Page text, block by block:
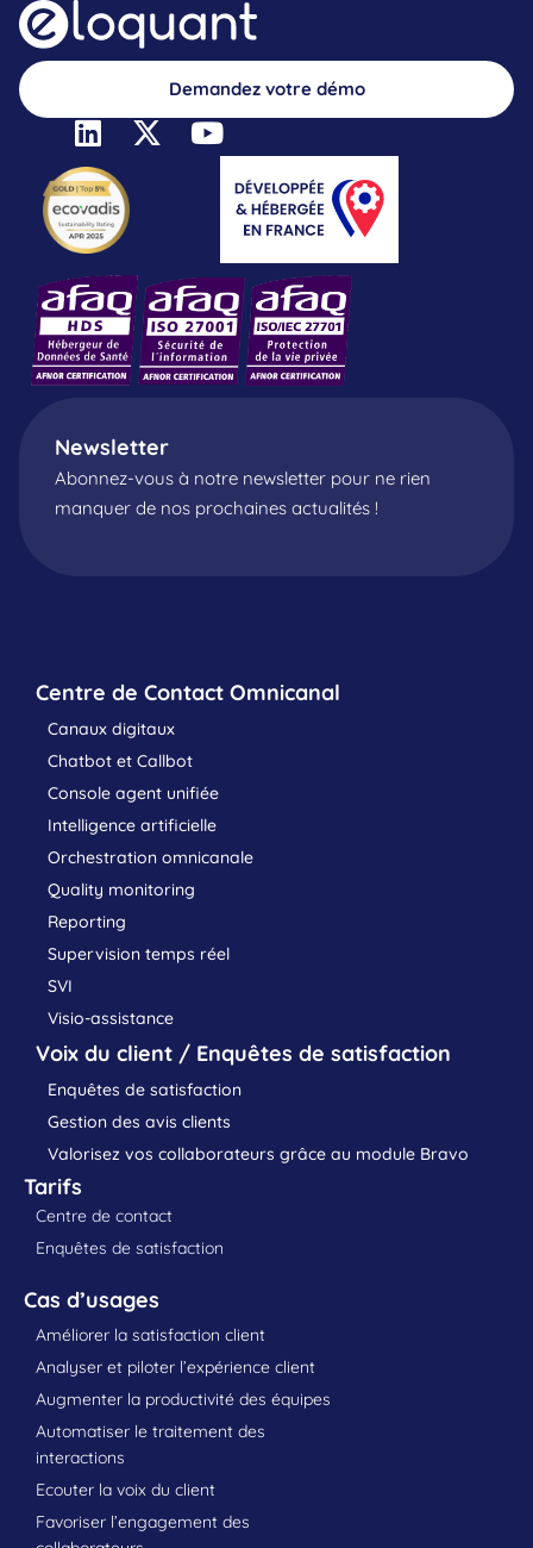
Demandez votre démo
Newsletter
Abonnez-vous à notre newsletter pour ne rien
manquer de nos prochaines actualités !
Centre de Contact Omnicanal
Canaux digitaux
Chatbot et Callbot
Console agent unifiée
Intelligence artificielle
Orchestration omnicanale
Quality monitoring
Reporting
Supervision temps réel
SVI
Visio-assistance
Voix du client / Enquêtes de satisfaction
Enquêtes de satisfaction
Gestion des avis clients
Valorisez vos collaborateurs grâce au module Bravo
Tarifs
Centre de contact
Enquêtes de satisfaction
Cas d’usages
Améliorer la satisfaction client
Analyser et piloter l’expérience client
Augmenter la productivité des équipes
Automatiser le traitement des
interactions
Ecouter la voix du client
Favoriser l’engagement des